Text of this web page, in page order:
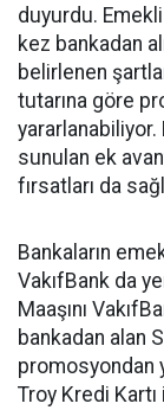
duyurdu. Emekli
kez bankadan
belirlenen
tutarına göre
yararlanabiliyor.
sunulan ek
fırsatları da
Bankaların
VakıfBank da
Maaşını
bankadan alan
promosyondan
Troy Kredi